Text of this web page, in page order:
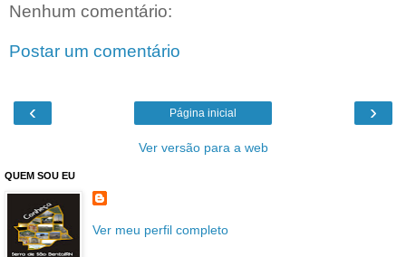
Nenhum comentário:
Postar um comentário
‹ ›
Página inicial
Ver versão para a web
QUEM SOU EU
Ver meu perfil completo